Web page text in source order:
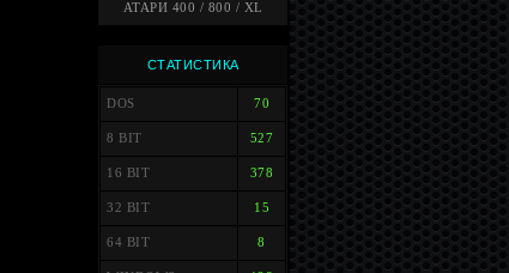
АТАРИ 400 / 800 / XL
СТАТИСТИКА
DOS 70
8 BIT 527
16 BIT 378
32 BIT 15
64 BIT 8